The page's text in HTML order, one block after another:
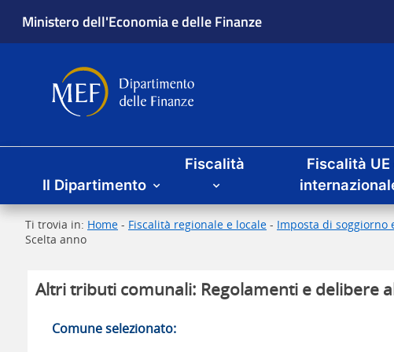
Ministero dell'Economia e delle Finanze
Dipartimento delle Finanze
Menu principale
Il Dipartimento
Fiscalità
Fiscalità UE
Ti trovia in: Home - Fiscalità regionale e locale - Imposta di
Scelta anno
Altri tributi comunali: Regolamenti e delibere
Comune selezionato: